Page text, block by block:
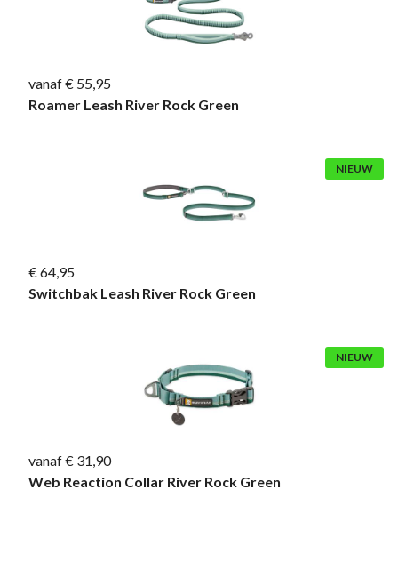
vanaf € 55,95
Roamer Leash River Rock Green
NIEUW
€ 64,95
Switchbak Leash River Rock Green
NIEUW
vanaf € 31,90
Web Reaction Collar River Rock Green